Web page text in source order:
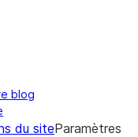
blog
du siteParamètres